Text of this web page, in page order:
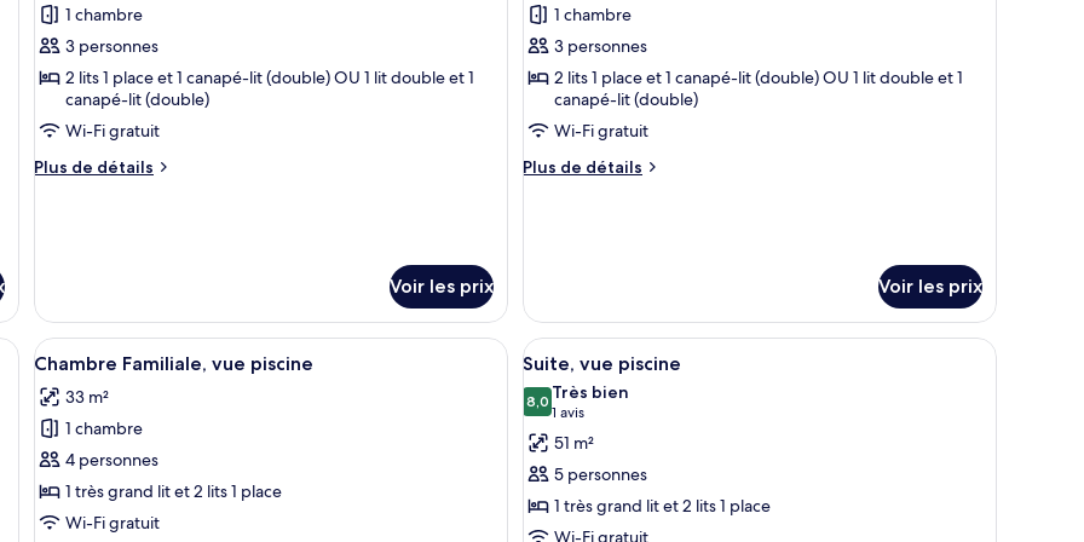
Familiale,
2
Suite
les
photos
pour
type
de
piscine,
rez-
de-
chaussée
1 chambre
3 personnes
2 lits 1 place et 1 canapé-lit (double) OU 1 lit double et 1
canapé-lit (double)
Wi-Fi gratuit
Plus de détails
Plus
chambre
Chambre
Standard,
vue
piscine,
rez-
de-
chaussée
Voir les prix
les
photos
pour
type
de
piscine
1 chambre
3 personnes
2 lits 1 place et 1 canapé-lit (double) OU 1 lit double et 1
canapé-lit (double)
Wi-Fi gratuit
Plus de détails
Plus
chambre
Chambre
Standard,
vue
piscine
Voir les prix
lit, une vue sur la piscine et un panneau avec le mot « espoir » accroché au mur.
Afficher
toutes
les
photos
pour
ce
type
Une chambre d’hôtel avec un grand lit, un bureau avec une télévision et une vue sur l’extérieur.
3
Chambre Familiale, vue piscine
33 m²
1 chambre
4 personnes
1 très grand lit et 2 lits 1 place
Wi-Fi gratuit
Afficher
toutes
les
photos
pour
ce
type
Une chambre d’hôtel avec un grand lit, un
8
Suite, vue piscine
8,08,0 sur 10
Très bien
1 avis
(1 avis)
51 m²
5 personnes
1 très grand lit et 2 lits 1 place
Wi-Fi gratuit